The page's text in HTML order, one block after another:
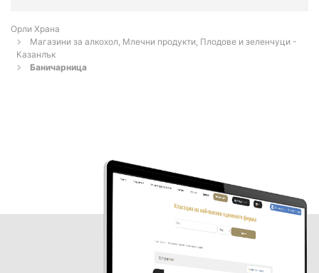
Орли Храна
Магазини за алкохол, Млечни продукти, Плодове и зеленчуци -
Казанлък
Баничарница